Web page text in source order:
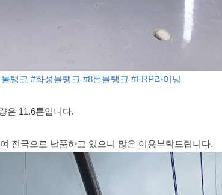
탱크 #화성물탱크 #8톤물탱크 #FRP라이닝
은 11.6톤입니다.
전국으로 납품하고 있으니 많은 이용부탁드립니다.